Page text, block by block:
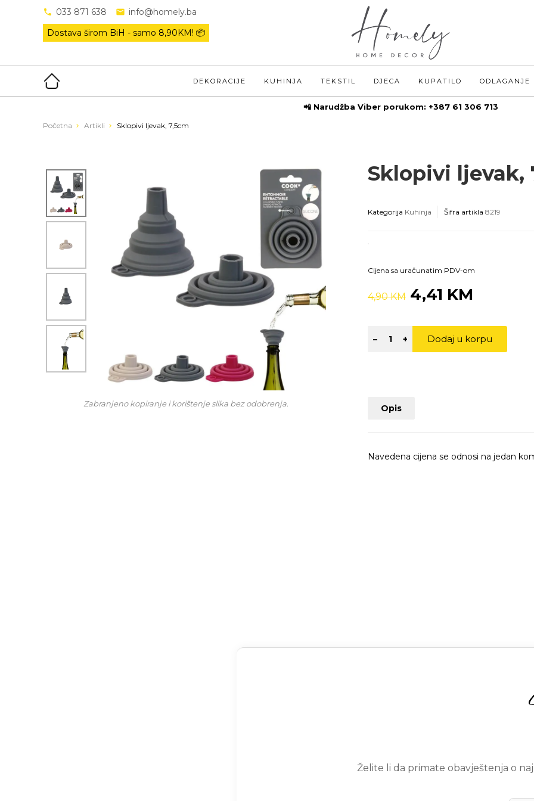
033 871 638
info@homely.ba
Dostava širom BiH - samo 8,90KM! 📦
DEKORACIJE KUHINJA TEKSTIL DJECA KUPATILO ODLAGANJE
📲 Narudžba Viber porukom: +387 61 306 713
Početna Artikli Sklopivi ljevak, 7,5cm
Zabranjeno kopiranje i korištenje slika bez odobrenja.
Sklopivi ljevak,
Kategorija Kuhinja Šifra artikla 8219
Cijena sa uračunatim PDV-om
4,90 KM 4,41 KM
– + Dodaj u korpu
Opis
Navedena cijena se odnosi na jedan
Želite li da primate obavještenja o